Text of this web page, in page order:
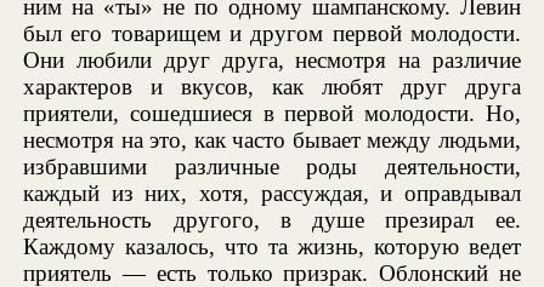
ним на «ты» не по одному шампанскому. Левин
был его товарищем и другом первой молодости.
Они любили друг друга, несмотря на различие
характеров и вкусов, как любят друг друга
приятели, сошедшиеся в первой молодости. Но,
несмотря на это, как часто бывает между людьми,
избравшими различные роды деятельности,
каждый из них, хотя, рассуждая, и оправдывал
деятельность другого, в душе презирал ее.
Каждому казалось, что та жизнь, которую ведет
приятель — есть только призрак. Облонский не